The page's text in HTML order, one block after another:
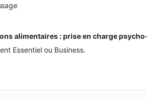
alimentaires : prise en charge
Essentiel ou Business.